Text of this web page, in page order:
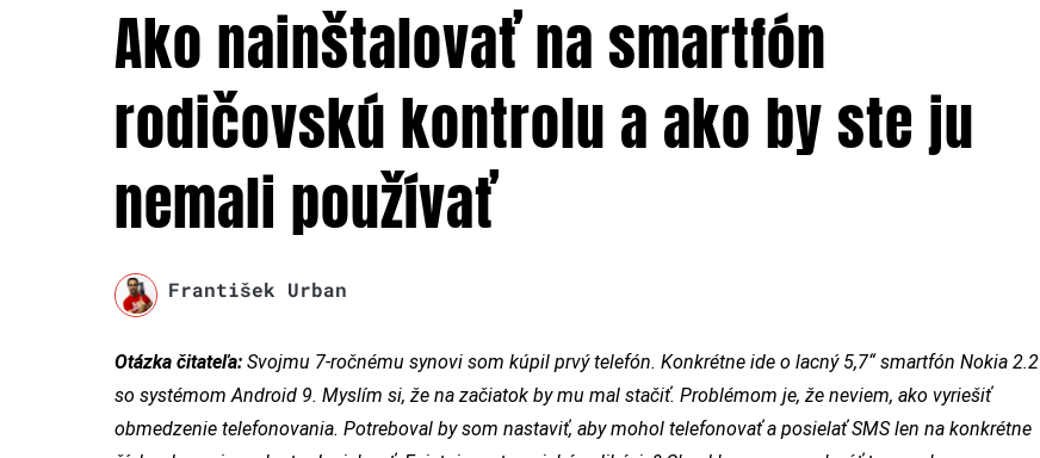
Ako nainštalovať na smartfón
rodičovskú kontrolu a ako by ste ju
nemali používať
František Urban
Otázka čitateľa: Svojmu 7-ročnému synovi som kúpil prvý telefón. Konkrétne ide o lacný 5,7“ smartfón Nokia 2.2
so systémom Android 9. Myslím si, že na začiatok by mu mal stačiť. Problémom je, že neviem, ako vyriešiť
obmedzenie telefonovania. Potreboval by som nastaviť, aby mohol telefonovať a posielať SMS len na konkrétne